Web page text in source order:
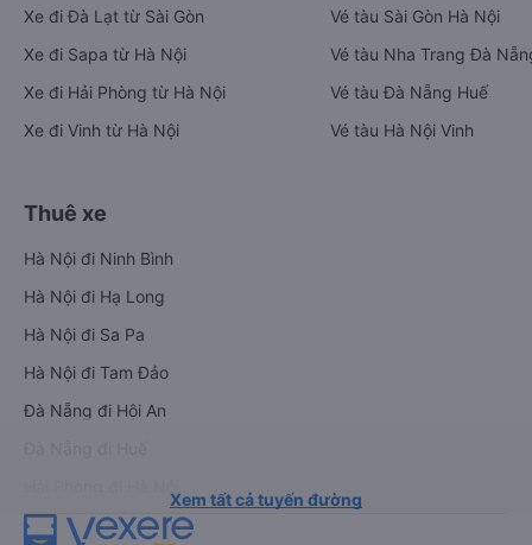
Xe đi Đà Lạt từ Sài Gòn
Xe đi Sapa từ Hà Nội
Xe đi Hải Phòng từ Hà Nội
Xe đi Vinh từ Hà Nội
Vé tàu Sài Gòn Hà Nội
Vé tàu Nha Trang Đà
Vé tàu Đà Nẵng Huế
Vé tàu Hà Nội Vinh
Thuê xe
Hà Nội đi Ninh Bình
Hà Nội đi Hạ Long
Hà Nội đi Sa Pa
Hà Nội đi Tam Đảo
Đà Nẵng đi Hội An
Xem tất cả tuyến đường